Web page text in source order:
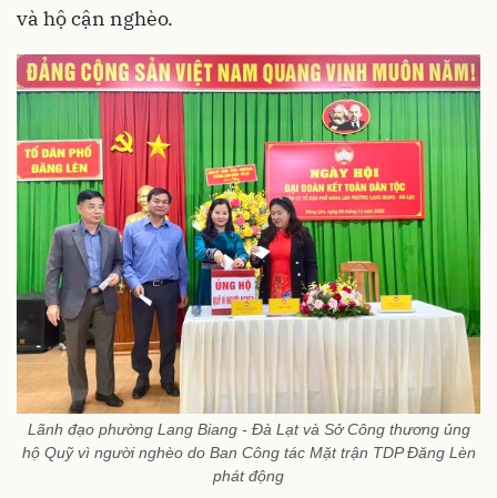
và hộ cận nghèo.
Lãnh đạo phường Lang Biang - Đà Lạt và Sở Công thương ủng
hộ Quỹ vì người nghèo do Ban Công tác Mặt trận TDP Đăng Lèn
phát động